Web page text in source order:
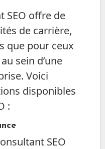
SEO offre de
de carrière,
que pour ceux
sein d’une
Voici
disponibles
:
SEO